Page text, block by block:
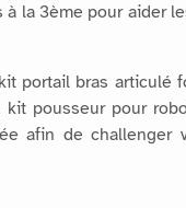
la 3ème pour aider
portail bras articulé
pousseur pour
afin de